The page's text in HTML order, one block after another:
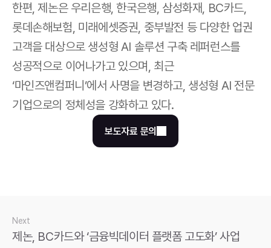
한편, 제논은 우리은행, 한국은행, 삼성화재, BC카드,
롯데손해보험, 미래에셋증권, 중부발전 등 다양한 업권
고객을 대상으로 생성형 AI 솔루션 구축 레퍼런스를
성공적으로 이어나가고 있으며, 최근
‘마인즈앤컴퍼니’에서 사명을 변경하고, 생성형 AI 전문
기업으로의 정체성을 강화하고 있다.
보도자료 문의
Next
제논, BC카드와 ‘금융빅데이터 플랫폼 고도화’ 사업